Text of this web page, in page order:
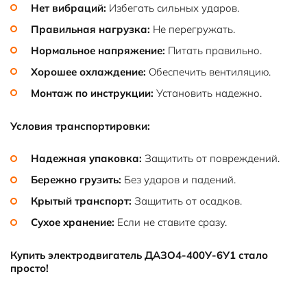
Нет вибраций: Избегать сильных ударов.
Правильная нагрузка: Не перегружать.
Нормальное напряжение: Питать правильно.
Хорошее охлаждение: Обеспечить вентиляцию.
Монтаж по инструкции: Установить надежно.
Условия транспортировки:
Надежная упаковка: Защитить от повреждений.
Бережно грузить: Без ударов и падений.
Крытый транспорт: Защитить от осадков.
Сухое хранение: Если не ставите сразу.
Купить электродвигатель ДАЗО4-400У-6У1 стало
просто!